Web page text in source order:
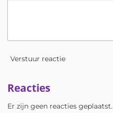
Verstuur reactie
Reacties
Er zijn geen reacties geplaatst.